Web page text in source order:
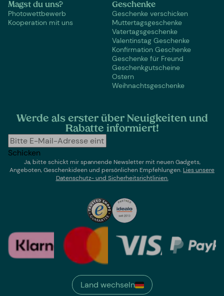
Magst du uns?
Photowettbewerb
Kooperation mit uns
Geschenke
Geschenke verschicken
Muttertagsgeschenke
Vatertagsgeschenke
Valentinstag Geschenke
Konfirmation Geschenke
Geschenke für Freund
Geschenkgutscheine
Ostern
Weihnachtsgeschenke
Werde als erster über Neuigkeiten und
Rabatte informiert!
Schicken
Ja, bitte schickt mir spannende Newsletter mit neuen Gadgets,
Angeboten, Geschenkideen und persönlichen Empfehlungen. Lies unsere
Datenschutz- und Sicherheitsrichtlinien.
Land wechseln